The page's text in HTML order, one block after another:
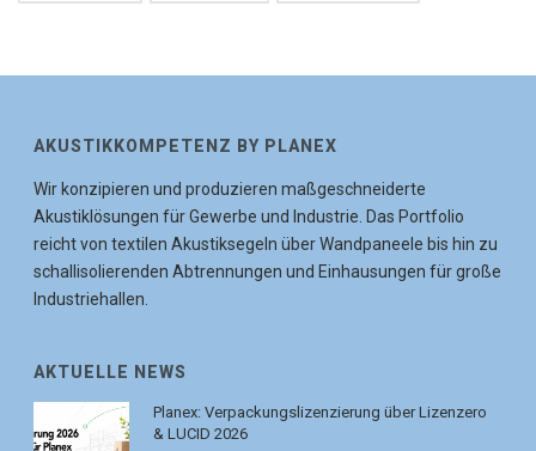
AKUSTIKKOMPETENZ BY PLANEX
Wir konzipieren und produzieren maßgeschneiderte
Akustiklösungen für Gewerbe und Industrie. Das Portfolio
reicht von textilen Akustiksegeln über Wandpaneele bis hin zu
schallisolierenden Abtrennungen und Einhausungen für große
Industriehallen.
AKTUELLE NEWS
Planex: Verpackungslizenzierung über Lizenzero
& LUCID 2026